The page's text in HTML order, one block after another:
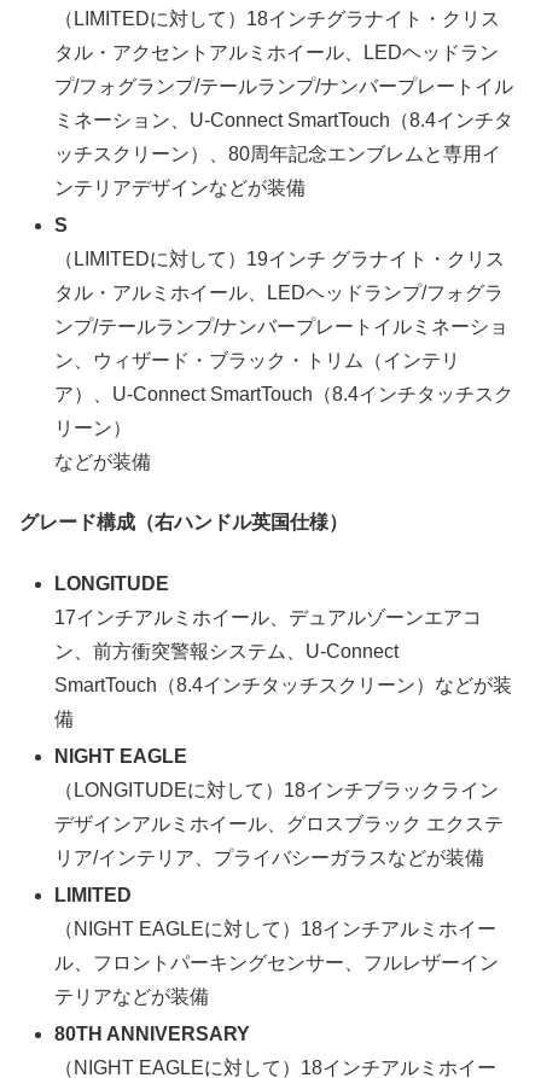
（LIMITEDに対して）18インチグラナイト・クリス
タル・アクセントアルミホイール、LEDヘッドラン
プ/フォグランプ/テールランプ/ナンバープレートイル
ミネーション、U-Connect SmartTouch（8.4インチタ
ッチスクリーン）、80周年記念エンブレムと専用イ
ンテリアデザインなどが装備
S
（LIMITEDに対して）19インチ グラナイト・クリス
タル・アルミホイール、LEDヘッドランプ/フォグラ
ンプ/テールランプ/ナンバープレートイルミネーショ
ン、ウィザード・ブラック・トリム（インテリ
ア）、U-Connect SmartTouch（8.4インチタッチスク
リーン）
などが装備
グレード構成（右ハンドル英国仕様）
LONGITUDE
17インチアルミホイール、デュアルゾーンエアコ
ン、前方衝突警報システム、U-Connect
SmartTouch（8.4インチタッチスクリーン）などが装
備
NIGHT EAGLE
（LONGITUDEに対して）18インチブラックライン
デザインアルミホイール、グロスブラック エクステ
リア/インテリア、プライバシーガラスなどが装備
LIMITED
（NIGHT EAGLEに対して）18インチアルミホイー
ル、フロントパーキングセンサー、フルレザーイン
テリアなどが装備
80TH ANNIVERSARY
（NIGHT EAGLEに対して）18インチアルミホイー